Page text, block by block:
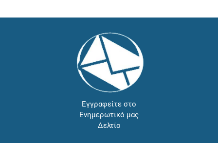
Εγγραφείτε στο
Ενημερωτικό μας
Δελτίο